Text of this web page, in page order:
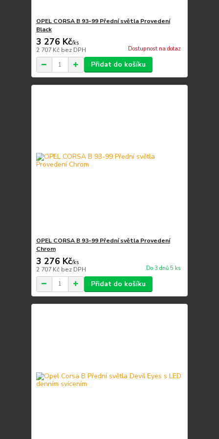
OPEL CORSA B 93-99 Přední světla Provedení
Black
3 276 Kč/ks
2 707 Kč bez DPH Dostupnost na dotaz
Přidat do košíku
OPEL CORSA B 93-99 Přední světla Provedení
Chrom
3 276 Kč/ks
2 707 Kč bez DPH Do 3 dnů 5 ks
Přidat do košíku